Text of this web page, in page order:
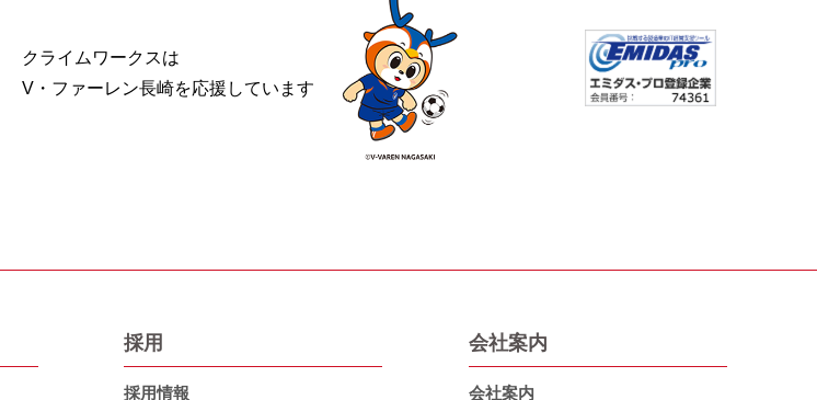
クライムワークスは
V・ファーレン長崎を応援しています
採用
採用情報
会社案内
会社案内